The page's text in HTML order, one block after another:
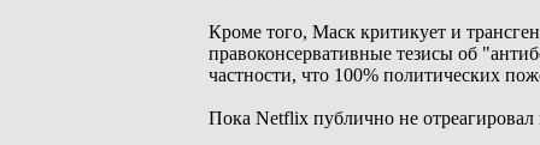
Кроме того, Маск критикует и
правоконсервативные тезисы об
частности, что 100% политических
Пока Netflix публично не отреагировал